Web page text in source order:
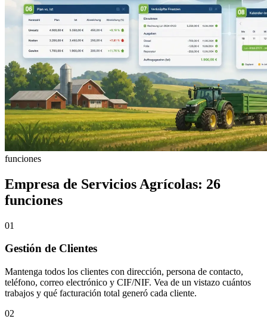
funciones
Empresa de Servicios Agrícolas: 26
funciones
01
Gestión de Clientes
Mantenga todos los clientes con dirección, persona de contacto,
teléfono, correo electrónico y CIF/NIF. Vea de un vistazo cuántos
trabajos y qué facturación total generó cada cliente.
02